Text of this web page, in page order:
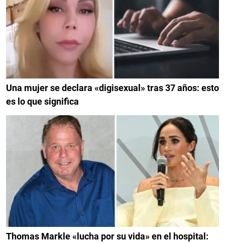
Una mujer se declara «digisexual» tras 37 años: esto
es lo que significa
Thomas Markle «lucha por su vida» en el hospital: